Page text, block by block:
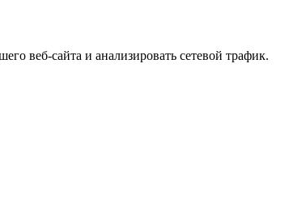
веб-сайта и анализировать сетевой трафик.